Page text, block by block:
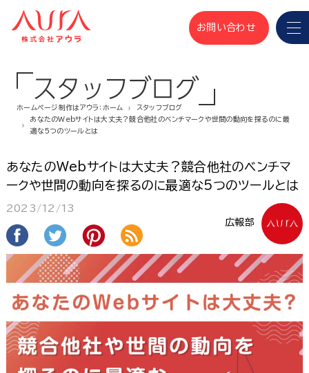
お問い合わせ
スタッフブログ
ホームページ制作はアウラ：ホーム
スタッフブログ
あなたのWebサイトは大丈夫？競合他社のベンチマークや世間の動向を探るのに最
適な5つのツールとは
あなたのWebサイトは大丈夫？競合他社のベンチマ
ークや世間の動向を探るのに最適な5つのツールとは
広報部
2023/12/13